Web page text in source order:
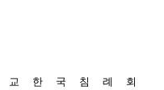
교 한 국 침 례 회